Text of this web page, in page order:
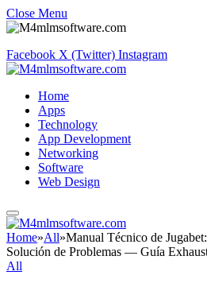
Close Menu
Facebook X (Twitter) Instagram
Home
Apps
Technology
App Development
Networking
Software
Web Design
Home»All»Manual Técnico de
Solución de Problemas — Guía
All